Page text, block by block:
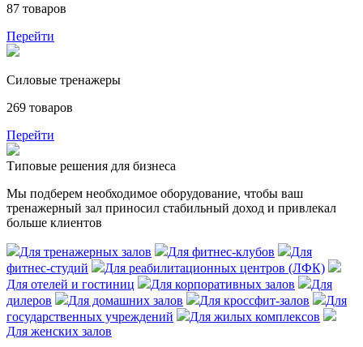
87 товаров
Перейти
Силовые тренажеры
269 товаров
Перейти
Типовые решения для бизнеса
Мы подберем необходимое оборудование, чтобы ваш
тренажерный зал приносил стабильный доход и привлекал
больше клиентов
Для тренажерных залов Для фитнес-клубов
Для
фитнес-студий
Для реабилитационных центров (ЛФК)
Для отелей и гостиниц
Для корпоративных залов
Для
дилеров
Для домашних залов Для кроссфит-залов
Для
государственных учреждений
Для жилых комплексов
Для женских залов